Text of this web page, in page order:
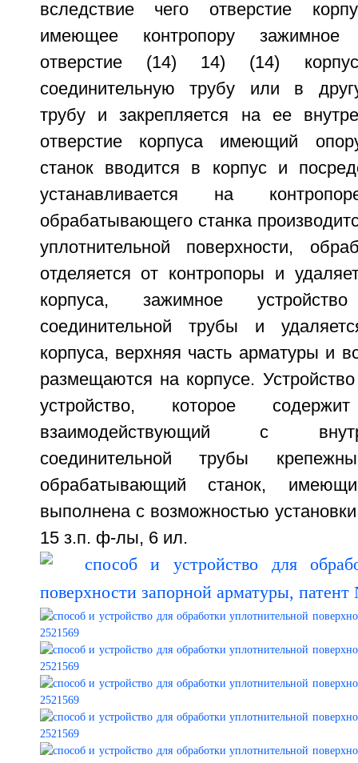
вследствие чего отверстие
имеющее контропору зажимное
отверстие (14) 14) (14)
соединительную трубу или в
трубу и закрепляется на ее
отверстие корпуса имеющий
станок вводится в корпус и
устанавливается на
обрабатывающего станка
уплотнительной поверхности,
отделяется от контропоры и
корпуса, зажимное
соединительной трубы и
корпуса, верхняя часть арматуры и
размещаются на корпусе.
устройство, которое
взаимодействующий с
соединительной трубы
обрабатывающий станок,
выполнена с возможностью
15 з.п. ф-лы, 6 ил.